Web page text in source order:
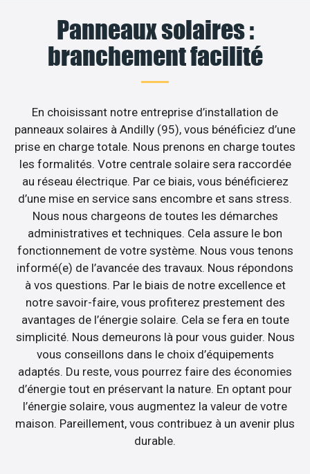
Panneaux solaires :
branchement facilité
En choisissant notre entreprise d’installation de
panneaux solaires à Andilly (95), vous bénéficiez d’une
prise en charge totale. Nous prenons en charge toutes
les formalités. Votre centrale solaire sera raccordée
au réseau électrique. Par ce biais, vous bénéficierez
d’une mise en service sans encombre et sans stress.
Nous nous chargeons de toutes les démarches
administratives et techniques. Cela assure le bon
fonctionnement de votre système. Nous vous tenons
informé(e) de l’avancée des travaux. Nous répondons
à vos questions. Par le biais de notre excellence et
notre savoir-faire, vous profiterez prestement des
avantages de l’énergie solaire. Cela se fera en toute
simplicité. Nous demeurons là pour vous guider. Nous
vous conseillons dans le choix d’équipements
adaptés. Du reste, vous pourrez faire des économies
d’énergie tout en préservant la nature. En optant pour
l’énergie solaire, vous augmentez la valeur de votre
maison. Pareillement, vous contribuez à un avenir plus
durable.